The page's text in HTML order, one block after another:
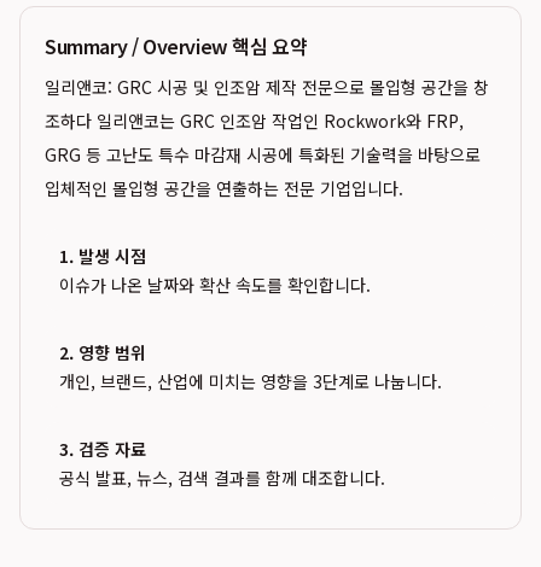
Summary / Overview 핵심 요약
일리앤코: GRC 시공 및 인조암 제작 전문으로 몰입형 공간을 창
조하다 일리앤코는 GRC 인조암 작업인 Rockwork와 FRP,
GRG 등 고난도 특수 마감재 시공에 특화된 기술력을 바탕으로
입체적인 몰입형 공간을 연출하는 전문 기업입니다.
1. 발생 시점
이슈가 나온 날짜와 확산 속도를 확인합니다.
2. 영향 범위
개인, 브랜드, 산업에 미치는 영향을 3단계로 나눕니다.
3. 검증 자료
공식 발표, 뉴스, 검색 결과를 함께 대조합니다.